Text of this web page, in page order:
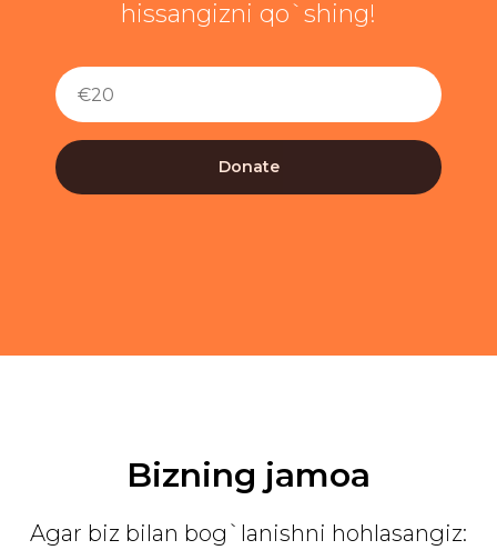
hissangizni qo`shing!
Donate
Bizning jamoa
Agar biz bilan bog`lanishni hohlasangiz: